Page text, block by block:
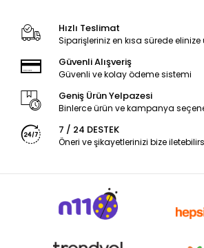
Hızlı Teslimat
Siparişleriniz en kısa sürede elinize
Güvenli Alışveriş
Güvenli ve kolay ödeme sistemi
Geniş Ürün Yelpazesi
Binlerce ürün ve kampanya
7 / 24 DESTEK
Öneri ve şikayetlerinizi bize